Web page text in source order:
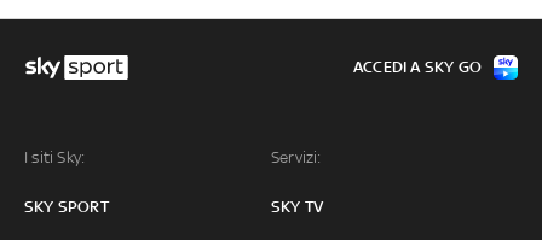
I siti Sky:
SKY SPORT
Servizi:
SKY TV
ACCEDI A SKY GO